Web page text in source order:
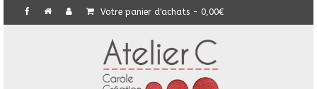
Votre panier d'achats - 0,00€